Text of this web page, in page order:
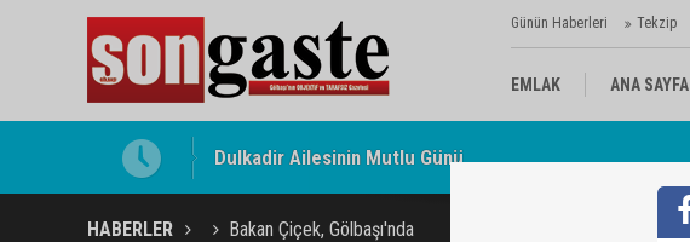
Günün Haberleri Tekzip
EMLAK ANA SAYFA
Gölbaşı Esnafının Sesi Ankara Kalkınma Ajansı'nda
HABERLER Bakan Çiçek, Gölbaşı'nda